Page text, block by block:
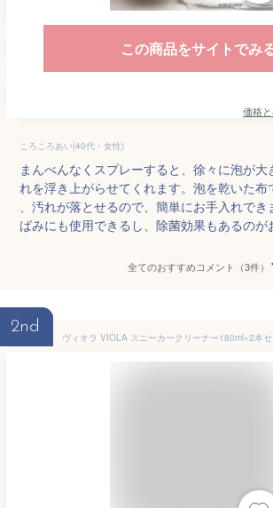
この商品をサイトでみ
価格
ころころあい(40代・女性)
まんべんなくスプレーすると、徐々に泡が
れを浮き上がらせてくれます。泡を乾いた布
、汚れが落とせるので、簡単にお手入れで
ばみにも使用できるし、除菌効果もあるのが
全てのおすすめコメント（3件）
2nd